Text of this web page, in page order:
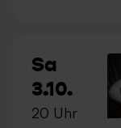
Sa
3.10.
20 Uhr